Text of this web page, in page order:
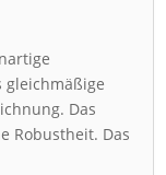
gleichmäßige
Das
Robustheit. Das